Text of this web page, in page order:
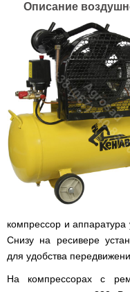
Описание
компрессор и аппаратура
Снизу на ресивере
для удобства
На компрессорах с